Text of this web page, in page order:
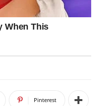
Pinterest